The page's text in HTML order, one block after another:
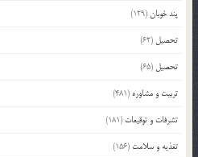
پند خوبان(129)
تحصیل (62)
تحصیل (65)
تربیت و مشاوره (481)
تشرفات و توقیعات (181)
تغذیه و سلامت (156)